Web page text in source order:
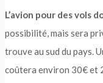
L’avion pour des vols
possibilité, mais sera
trouve au sud du pays.
coûtera environ 30€ et